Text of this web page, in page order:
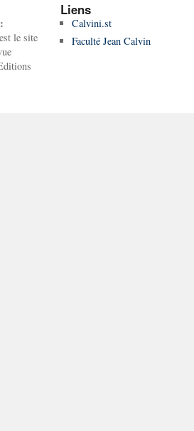
le site
Liens
Calvini.st
Faculté Jean Calvin